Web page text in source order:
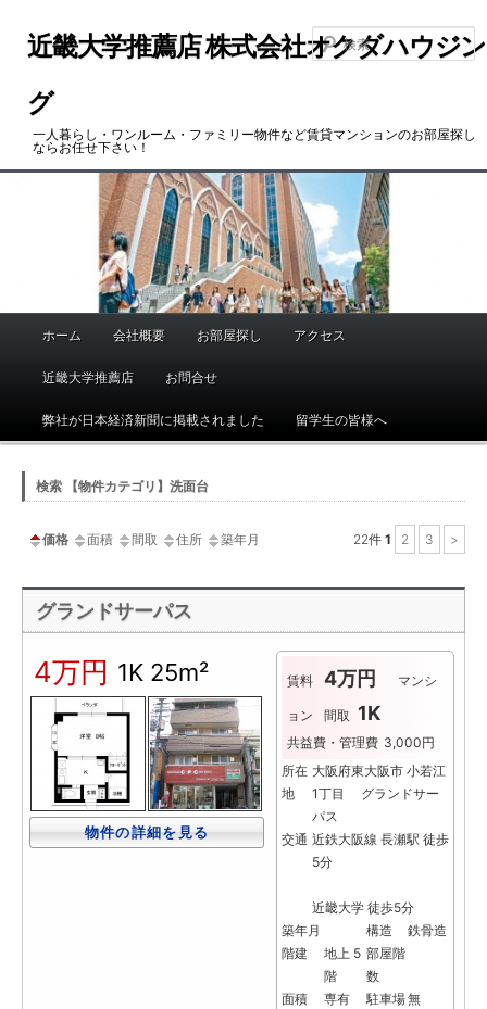
ン
ツ
近畿大学推薦店 株式会社オクダハウジン
グ
一人暮らし・ワンルーム・ファミリー物件など賃貸マンションのお部屋探し
ならお任せ下さい！
ニ
ホーム 会社概要 お部屋探し アクセス
近畿大学推薦店 お問合せ
弊社が日本経済新聞に掲載されました 留学生の皆様へ
検索 【物件カテゴリ】洗面台
価格 面積 間取 住所 築年月 22件 1 2 3 >
グランドサーパス
4万円 1K 25m²
物件の詳細を見る
賃料 4万円 マンシ
ョン 間取 1K
共益費・管理費 3,000円
所在
地
大阪府東大阪市 小若江
1丁目 グランドサー
パス
交通 近鉄大阪線 長瀬駅 徒歩
5分
近畿大学 徒歩5分
築年月
構造
鉄骨造
階建
地上 5
階
部屋階
数
面積
専有
駐車場無